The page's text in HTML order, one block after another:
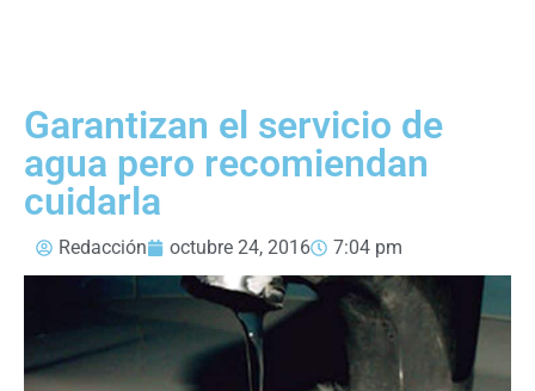
Garantizan el servicio de
agua pero recomiendan
cuidarla
Redacción octubre 24, 2016 7:04 pm